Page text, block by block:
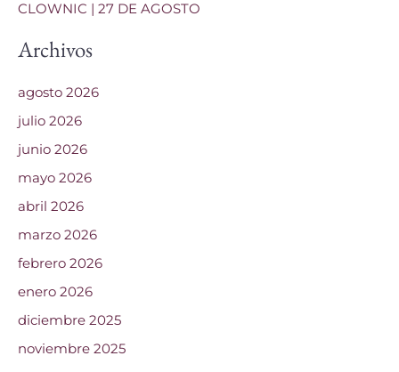
CLOWNIC | 27 DE AGOSTO
Archivos
agosto 2026
julio 2026
junio 2026
mayo 2026
abril 2026
marzo 2026
febrero 2026
enero 2026
diciembre 2025
noviembre 2025